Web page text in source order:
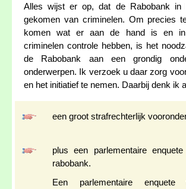
Alles wijst er op, dat de Rabobank in
gekomen van criminelen. Om precies
komen wat er aan de hand is en in
criminelen controle hebben, is het
de Rabobank aan een grondig
onderwerpen. Ik verzoek u daar zorg
en het initiatief te nemen. Daarbij denk ik
een groot strafrechterlijk
plus een parlementaire
rabobank.
Een parlementaire